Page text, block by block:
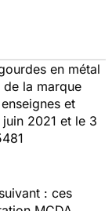
en métal
de la marque
et
2021 et le 3
: ces